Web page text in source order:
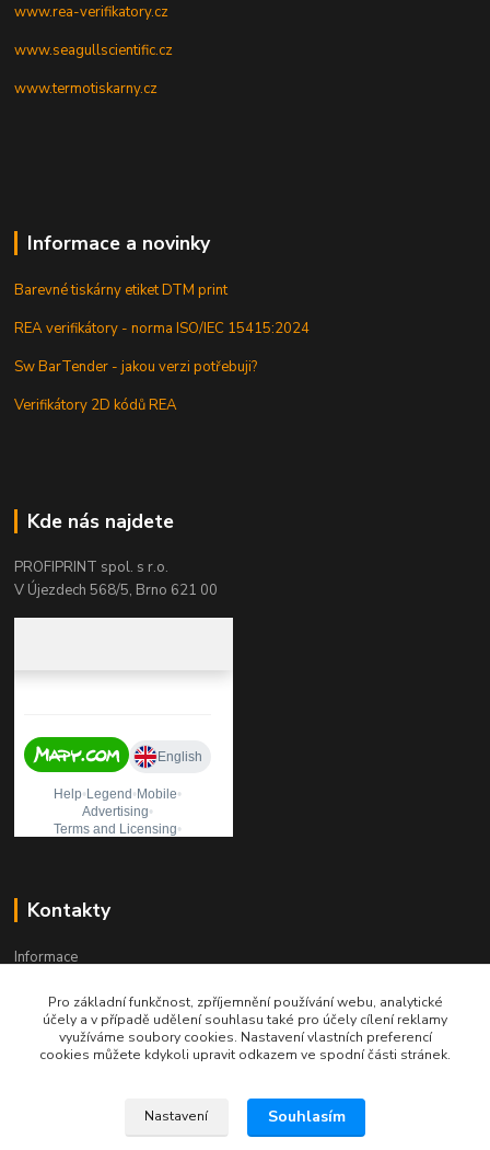
www.rea-verifikatory.cz
www.seagullscientific.cz
www.termotiskarny.cz
Informace a novinky
Barevné tiskárny etiket DTM print
REA verifikátory - norma ISO/IEC 15415:2024
Sw BarTender - jakou verzi potřebuji?
Verifikátory 2D kódů REA
Kde nás najdete
PROFIPRINT spol. s r.o.
V Újezdech 568/5, Brno 621 00
Kontakty
Informace
+420 541 241 957
Po-Pá (8:00 - 15:30)
Pro základní funkčnost, zpříjemnění používání webu, analytické
účely a v případě udělení souhlasu také pro účely cílení reklamy
využíváme soubory cookies. Nastavení vlastních preferencí
cookies můžete kdykoli upravit odkazem ve spodní části stránek.
Nastavení Souhlasím